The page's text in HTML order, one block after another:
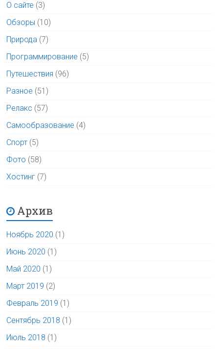
О сайте (3)
Обзоры (10)
Природа (7)
Программирование (5)
Путешествия (96)
Разное (51)
Релакс (57)
Самообразование (4)
Спорт (5)
Фото (58)
Хостинг (7)
Архив
Ноябрь 2020 (1)
Июнь 2020 (1)
Май 2020 (1)
Март 2019 (2)
Февраль 2019 (1)
Сентябрь 2018 (1)
Июль 2018 (1)